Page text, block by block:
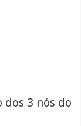
dos 3 nós do